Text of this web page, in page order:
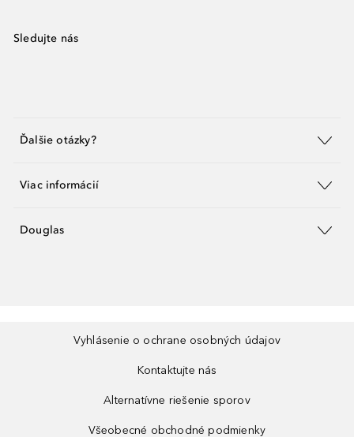
Sledujte nás
Ďalšie otázky?
Viac informácií
Douglas
Vyhlásenie o ochrane osobných údajov
Kontaktujte nás
Alternatívne riešenie sporov
Všeobecné obchodné podmienky